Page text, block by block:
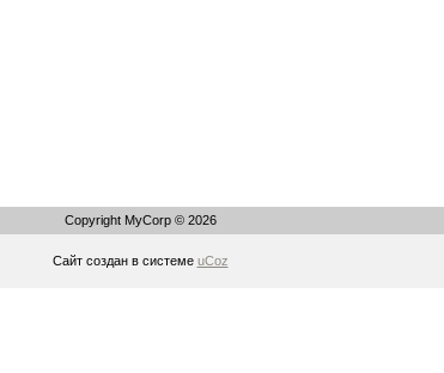
Copyright MyCorp © 2026
Сайт создан в системе uCoz